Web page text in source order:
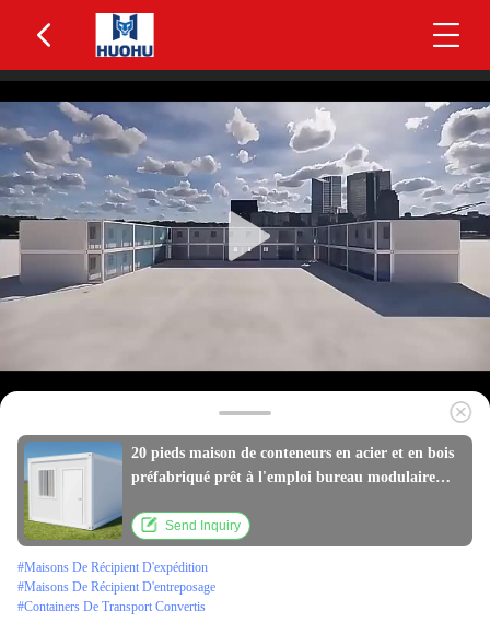
20 pieds maison de conteneurs en acier et en bois
préfabriqué prêt à l'emploi bureau modulaire
Send Inquiry
#Maisons De Récipient D'expédition
#Maisons De Récipient D'entreposage
#Containers De Transport Convertis